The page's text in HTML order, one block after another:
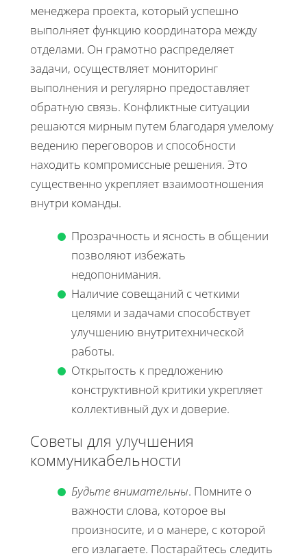
менеджера проекта, который успешно
выполняет функцию координатора между
отделами. Он грамотно распределяет
задачи, осуществляет мониторинг
выполнения и регулярно предоставляет
обратную связь. Конфликтные ситуации
решаются мирным путем благодаря умелому
ведению переговоров и способности
находить компромиссные решения. Это
существенно укрепляет взаимоотношения
внутри команды.
Прозрачность и ясность в общении
позволяют избежать
недопонимания.
Наличие совещаний с четкими
целями и задачами способствует
улучшению внутритехнической
работы.
Открытость к предложению
конструктивной критики укрепляет
коллективный дух и доверие.
Советы для улучшения
коммуникабельности
Будьте внимательны. Помните о
важности слова, которое вы
произносите, и о манере, с которой
его излагаете. Постарайтесь следить